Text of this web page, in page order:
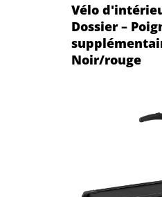
Vélo
Dossier –
Noir/rouge